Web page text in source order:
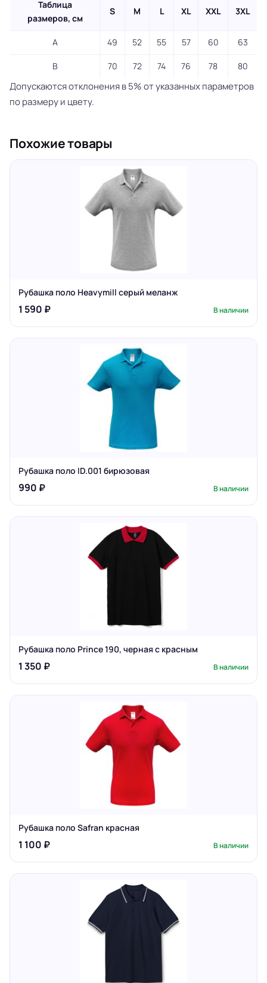
Таблица
размеров, см
S M L XL XXL 3XL
A 49 52 55 57 60 63
B 70 72 74 76 78 80
Допускаются отклонения в 5% от указанных параметров
по размеру и цвету.
Похожие товары
Рубашка поло Heavymill серый меланж
1 590 ₽ В наличии
Рубашка поло ID.001 бирюзовая
990 ₽ В наличии
Рубашка поло Prince 190, черная с красным
1 350 ₽ В наличии
Рубашка поло Safran красная
1 100 ₽ В наличии